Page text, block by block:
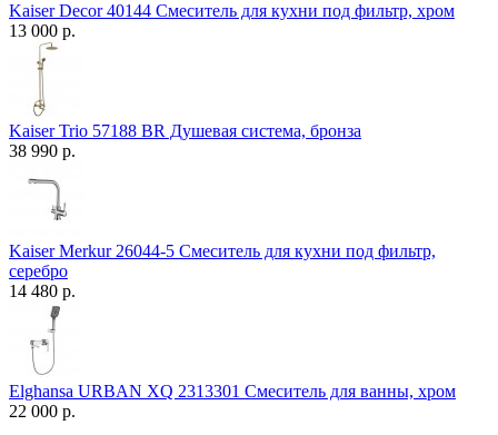
Kaiser Decor 40144 Смеситель для кухни под фильтр, хром
13 000 р.
Kaiser Trio 57188 BR Душевая система, бронза
38 990 р.
Kaiser Merkur 26044-5 Смеситель для кухни под фильтр,
серебро
14 480 р.
Elghansa URBAN XQ 2313301 Смеситель для ванны, хром
22 000 р.